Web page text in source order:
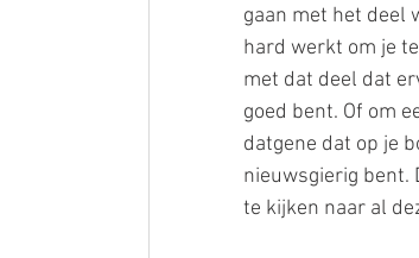
gaan met het deel
hard werkt om je
met dat deel dat
goed bent. Of om
datgene dat op je
nieuwsgierig bent.
te kijken naar al